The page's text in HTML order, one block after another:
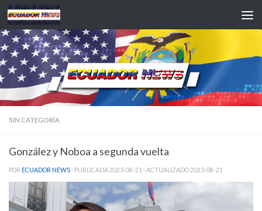
Saltar al contenido
SIN CATEGORÍA
González y Noboa a segunda vuelta
POR ECUADOR NEWS · PUBLICADA2023-08-21 · ACTUALIZADO2023-08-21